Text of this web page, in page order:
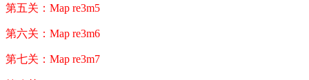
第五关：Map re3m5
第六关：Map re3m6
第七关：Map re3m7